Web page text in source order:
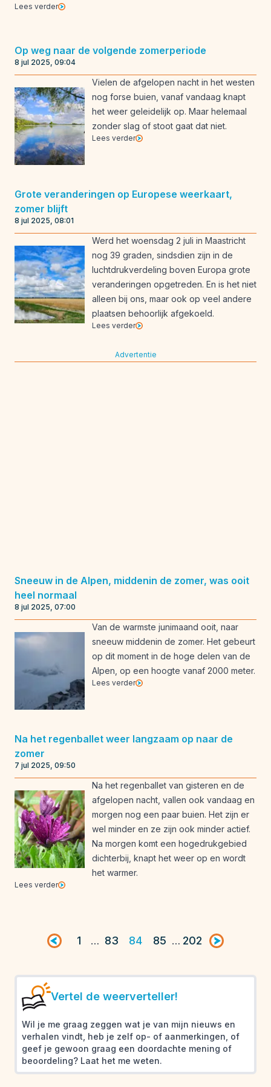
Lees verder
Op weg naar de volgende zomerperiode
8 jul 2025, 09:04
Vielen de afgelopen nacht in het westen
nog forse buien, vanaf vandaag knapt
het weer geleidelijk op. Maar helemaal
zonder slag of stoot gaat dat niet.
Lees verder
Grote veranderingen op Europese weerkaart,
zomer blijft
8 jul 2025, 08:01
Werd het woensdag 2 juli in Maastricht
nog 39 graden, sindsdien zijn in de
luchtdrukverdeling boven Europa grote
veranderingen opgetreden. En is het niet
alleen bij ons, maar ook op veel andere
plaatsen behoorlijk afgekoeld.
Lees verder
Advertentie
Sneeuw in de Alpen, middenin de zomer, was ooit
heel normaal
8 jul 2025, 07:00
Van de warmste junimaand ooit, naar
sneeuw middenin de zomer. Het gebeurt
op dit moment in de hoge delen van de
Alpen, op een hoogte vanaf 2000 meter.
Lees verder
Na het regenballet weer langzaam op naar de
zomer
7 jul 2025, 09:50
Na het regenballet van gisteren en de
afgelopen nacht, vallen ook vandaag en
morgen nog een paar buien. Het zijn er
wel minder en ze zijn ook minder actief.
Na morgen komt een hogedrukgebied
dichterbij, knapt het weer op en wordt
het warmer.
Lees verder
Vorige pagina
1 … 83 84 85 … 202 Volgende
Vertel de weerverteller!
Wil je me graag zeggen wat je van mijn nieuws en
verhalen vindt, heb je zelf op- of aanmerkingen, of
geef je gewoon graag een doordachte mening of
beoordeling? Laat het me weten.